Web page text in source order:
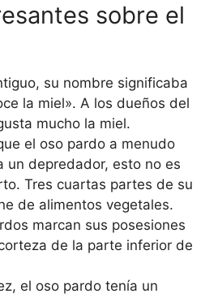
sobre el
su nombre significaba
la miel». A los dueños del
mucho la miel.
el oso pardo a menudo
un depredador, esto no es
Tres cuartas partes de su
de alimentos vegetales.
marcan sus posesiones
de la parte inferior de
el oso pardo tenía un